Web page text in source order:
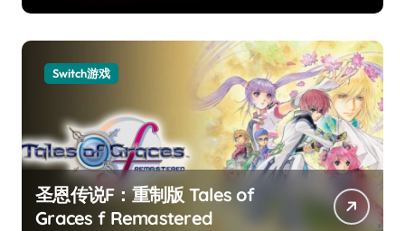
Switch游戏
圣恩传说F：重制版 Tales of
Graces f Remastered